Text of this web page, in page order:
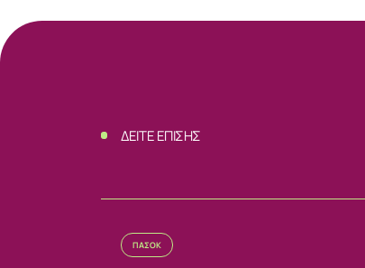
ΣΧΕΤΙΚΑ
ΝΕΑ
ΔΕΙΤΕ ΕΠΙΣΗΣ
ΠΑΣΟΚ